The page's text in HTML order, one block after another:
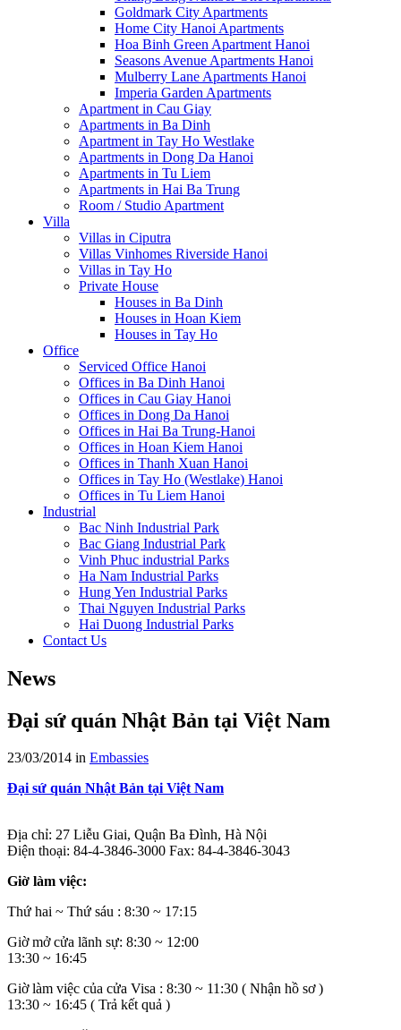
Goldmark City Apartments
Home City Hanoi Apartments
Hoa Binh Green Apartment Hanoi
Seasons Avenue Apartments Hanoi
Mulberry Lane Apartments Hanoi
Imperia Garden Apartments
Apartment in Cau Giay
Apartments in Ba Dinh
Apartment in Tay Ho Westlake
Apartments in Dong Da Hanoi
Apartments in Tu Liem
Apartments in Hai Ba Trung
Room / Studio Apartment
Villa
Villas in Ciputra
Villas Vinhomes Riverside Hanoi
Villas in Tay Ho
Private House
Houses in Ba Dinh
Houses in Hoan Kiem
Houses in Tay Ho
Office
Serviced Office Hanoi
Offices in Ba Dinh Hanoi
Offices in Cau Giay Hanoi
Offices in Dong Da Hanoi
Offices in Hai Ba Trung-Hanoi
Offices in Hoan Kiem Hanoi
Offices in Thanh Xuan Hanoi
Offices in Tay Ho (Westlake) Hanoi
Offices in Tu Liem Hanoi
Industrial
Bac Ninh Industrial Park
Bac Giang Industrial Park
Vinh Phuc industrial Parks
Ha Nam Industrial Parks
Hung Yen Industrial Parks
Thai Nguyen Industrial Parks
Hai Duong Industrial Parks
Contact Us
News
Đại sứ quán Nhật Bản tại Việt Nam
23/03/2014 in Embassies
Đại sứ quán Nhật Bản tại Việt Nam
Địa chỉ: 27 Liễu Giai, Quận Ba Đình, Hà Nội
Điện thoại: 84-4-3846-3000 Fax: 84-4-3846-3043
Giờ làm việc:
Thứ hai ~ Thứ sáu : 8:30 ~ 17:15
Giờ mở cửa lãnh sự: 8:30 ~ 12:00
13:30 ~ 16:45
Giờ làm việc của cửa Visa : 8:30 ~ 11:30 ( Nhận hồ sơ )
13:30 ~ 16:45 ( Trả kết quả )